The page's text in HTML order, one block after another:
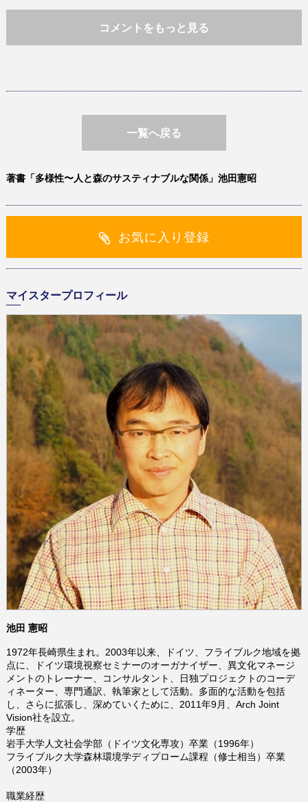
コメントをもっと見る
一覧へ戻る
著書「多様性〜人と森のサスティナブルな関係」池田憲昭
お気に入り登録
マイスタープロフィール
池田 憲昭
1972年長崎県生まれ。2003年以来、ドイツ、フライブルク地域を拠
点に、ドイツ環境視察セミナーのオーガナイザー、異文化マネージ
メントのトレーナー、コンサルタント、日独プロジェクトのコーデ
ィネーター、専門通訳、執筆家として活動。多面的な活動を包括
し、さらに拡張し、深めていくために、2011年9月、Arch Joint
Vision社を設立。
学歴
岩手大学人文社会学部（ドイツ文化専攻）卒業（1996年）
フライブルク大学森林環境学ディプローム課程（修士相当）卒業
（2003年）
職業経歴